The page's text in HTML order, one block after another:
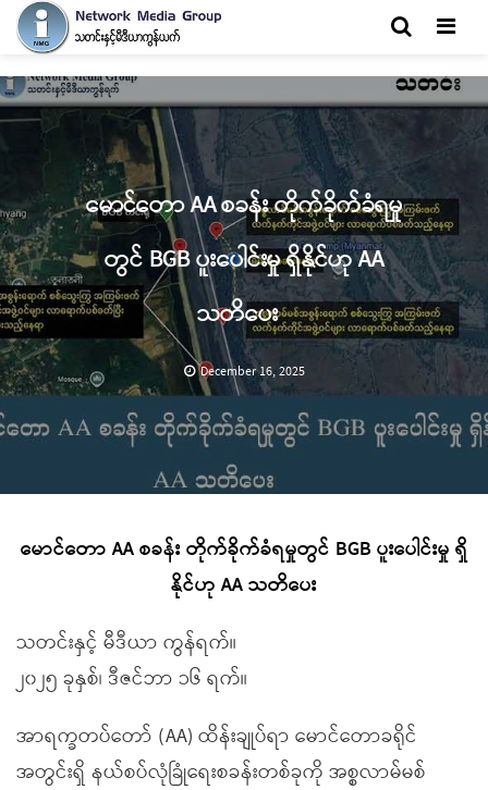
မောင်တော AA စခန်း တိုက်ခိုက်ခံရမှု
တွင် BGB ပူးပေါင်းမှု ရှိနိုင်ဟု AA
သတိပေး
December 16, 2025
မောင်တော AA စခန်း တိုက်ခိုက်ခံရမှုတွင် BGB ပူးပေါင်းမှု ရှိ
နိုင်ဟု AA သတိပေး
သတင်းနှင့် မီဒီယာ ကွန်ရက်။
၂၀၂၅ ခုနှစ်၊ ဒီဇင်ဘာ ၁၆ ရက်။
အာရက္ခတပ်တော် (AA) ထိန်းချုပ်ရာ မောင်တောခရိုင်
အတွင်းရှိ နယ်စပ်လုံခြုံရေးစခန်းတစ်ခုကို အစ္စလာမ်မစ်